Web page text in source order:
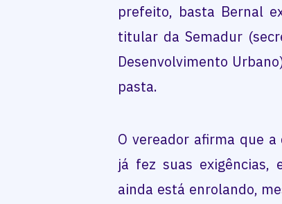
prefeito, basta Bernal
titular da Semadur
Desenvolvimento
pasta.
O vereador afirma que a
já fez suas exigências,
ainda está enrolando,